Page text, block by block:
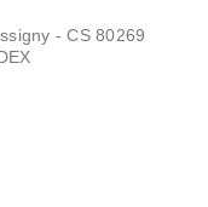
- CS 80269